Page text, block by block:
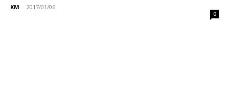
KM - 2017/01/06
0